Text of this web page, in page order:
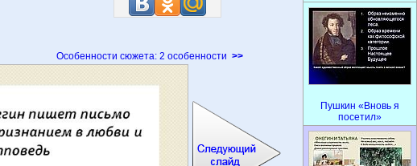
Особенности сюжета: 2 особенности >>
Пушкин «Вновь я
посетил»